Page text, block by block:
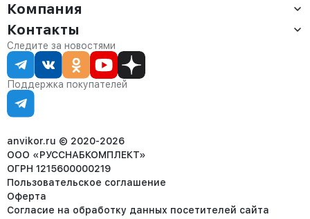
Доставка
Оплата
Сервис
Статус заказа
Статьи
Компания
О компании
Контакты
Партнёрам
Контакты
Отдел продаж:
8 (800) 234-22-62
corp@anvikor.ru
Ежедневно, с 7:00-19:00 (МСК)
Отдел рекламации:
8 (953) 455-25-61
Следите за новостями
Поддержка покупателей
anvikor.ru © 2020-2026
ООО «РУССНАБКОМПЛЕКТ»
ОГРН 1215600000219
Пользовательское соглашение
Оферта
Согласие на обработку данных посетителей сайта